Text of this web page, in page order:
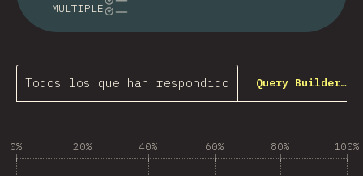
MULTIPLE
Todos los que han respondido Query Builder…
0% 20% 40% 60% 80% 100%